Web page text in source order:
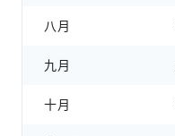
八月
九月
十月